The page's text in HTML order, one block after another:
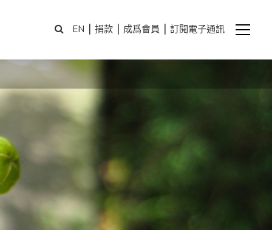
EN | 捐款 | 成爲會員 | 訂閱電子通訊